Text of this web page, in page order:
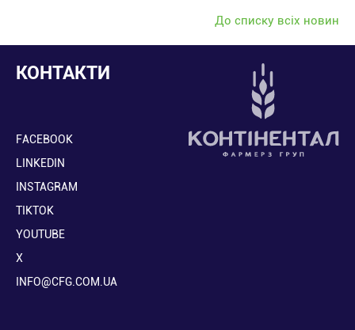
До списку всіх новин
КОНТАКТИ
FACEBOOK
LINKEDIN
INSTAGRAM
TIKTOK
YOUTUBE
X
INFO@CFG.COM.UA